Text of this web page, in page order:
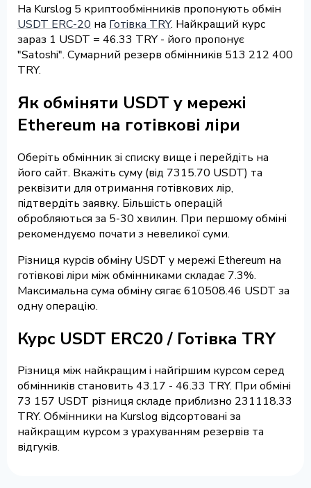
На Kurslog 5 криптообмінників пропонують обмін
USDT ERC-20 на Готівка TRY. Найкращий курс
зараз 1 USDT = 46.33 TRY - його пропонує
"Satoshi". Сумарний резерв обмінників 513 212 400
TRY.
Як обміняти USDT у мережі
Ethereum на готівкові ліри
Оберіть обмінник зі списку вище і перейдіть на
його сайт. Вкажіть суму (від 7315.70 USDT) та
реквізити для отримання готівкових лір,
підтвердіть заявку. Більшість операцій
обробляються за 5-30 хвилин. При першому обміні
рекомендуємо почати з невеликої суми.
Різниця курсів обміну USDT у мережі Ethereum на
готівкові ліри між обмінниками складає 7.3%.
Максимальна сума обміну сягає 610508.46 USDT за
одну операцію.
Курс USDT ERC20 / Готівка TRY
Різниця між найкращим і найгіршим курсом серед
обмінників становить 43.17 - 46.33 TRY. При обміні
73 157 USDT різниця складе приблизно 231118.33
TRY. Обмінники на Kurslog відсортовані за
найкращим курсом з урахуванням резервів та
відгуків.